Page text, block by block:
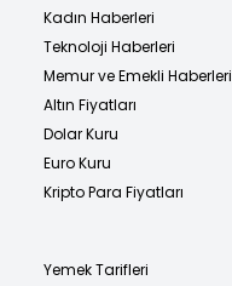
Kadın Haberleri
Teknoloji Haberleri
Memur ve Emekli Haberleri
Altın Fiyatları
Dolar Kuru
Euro Kuru
Kripto Para Fiyatları
Yemek Tarifleri